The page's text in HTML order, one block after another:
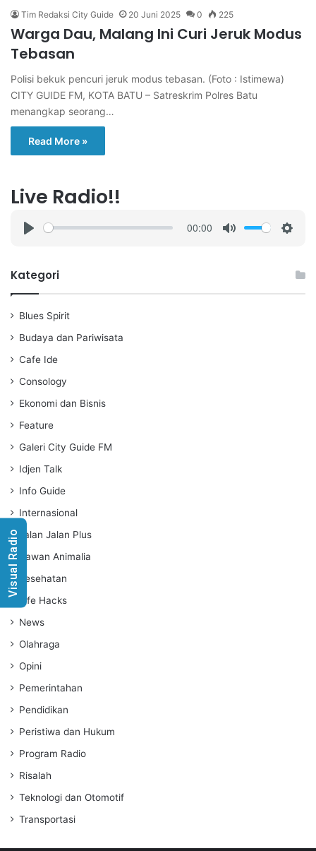
Tim Redaksi City Guide 20 Juni 2025 0 225
Warga Dau, Malang Ini Curi Jeruk Modus
Tebasan
Polisi bekuk pencuri jeruk modus tebasan. (Foto : Istimewa)
CITY GUIDE FM, KOTA BATU – Satreskrim Polres Batu
menangkap seorang…
Read More »
Live Radio!!
a
00:00
Kategori
Blues Spirit
Budaya dan Pariwisata
Cafe Ide
Consology
Ekonomi dan Bisnis
Feature
Galeri City Guide FM
Idjen Talk
Info Guide
Internasional
Jalan Jalan Plus
Kawan Animalia
Kesehatan
Life Hacks
News
Olahraga
Opini
Pemerintahan
Pendidikan
Peristiwa dan Hukum
Program Radio
Risalah
Teknologi dan Otomotif
Transportasi
Visual Radio